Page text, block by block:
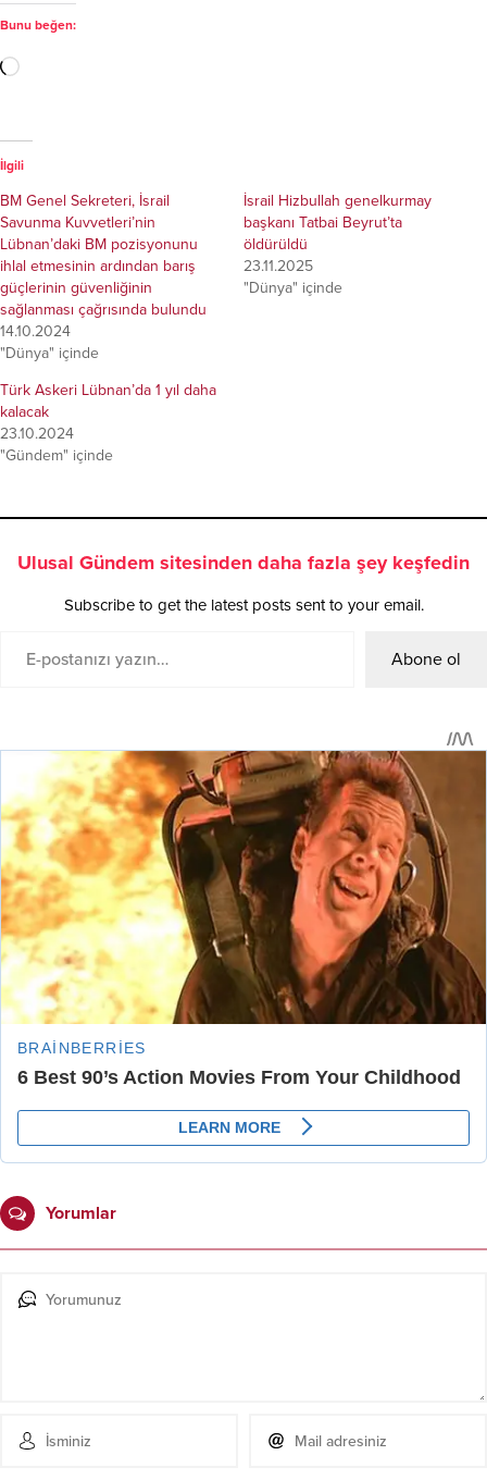
Bunu beğen:
İlgili
BM Genel Sekreteri, İsrail
Savunma Kuvvetleri’nin
Lübnan’daki BM pozisyonunu
ihlal etmesinin ardından barış
güçlerinin güvenliğinin
sağlanması çağrısında bulundu
14.10.2024
"Dünya" içinde
İsrail Hizbullah genelkurmay
başkanı Tatbai Beyrut’ta
öldürüldü
23.11.2025
"Dünya" içinde
Türk Askeri Lübnan’da 1 yıl daha
kalacak
23.10.2024
"Gündem" içinde
Ulusal Gündem sitesinden daha fazla şey keşfedin
Subscribe to get the latest posts sent to your email.
Abone ol
Yorumlar